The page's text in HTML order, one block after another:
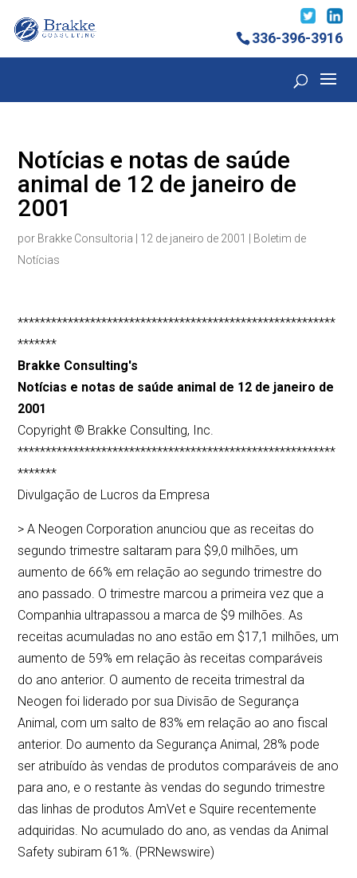
336-396-3916
Notícias e notas de saúde
animal de 12 de janeiro de
2001
por Brakke Consultoria 12 de janeiro de 2001
Boletim de
Notícias
*********************************************************
*******
Brakke Consulting's
Notícias e notas de saúde animal de 12 de janeiro de
2001
Copyright © Brakke Consulting, Inc.
*********************************************************
*******
Divulgação de Lucros da Empresa
> A Neogen Corporation anunciou que as receitas do
segundo trimestre saltaram para $9,0 milhões, um
aumento de 66% em relação ao segundo trimestre do
ano passado. O trimestre marcou a primeira vez que a
Companhia ultrapassou a marca de $9 milhões. As
receitas acumuladas no ano estão em $17,1 milhões, um
aumento de 59% em relação às receitas comparáveis
do ano anterior. O aumento de receita trimestral da
Neogen foi liderado por sua Divisão de Segurança
Animal, com um salto de 83% em relação ao ano fiscal
anterior. Do aumento da Segurança Animal, 28% pode
ser atribuído às vendas de produtos comparáveis de ano
para ano, e o restante às vendas do segundo trimestre
das linhas de produtos AmVet e Squire recentemente
adquiridas. No acumulado do ano, as vendas da Animal
Safety subiram 61%. (PRNewswire)